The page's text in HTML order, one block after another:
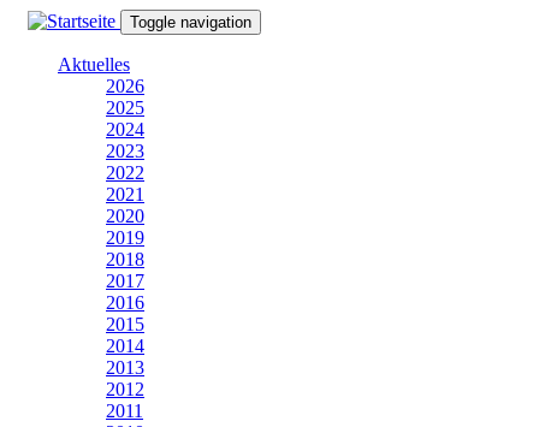
Direkt
Toggle navigation
Aktuelles
2026
2025
2024
2023
2022
2021
2020
2019
2018
2017
2016
2015
2014
2013
2012
2011